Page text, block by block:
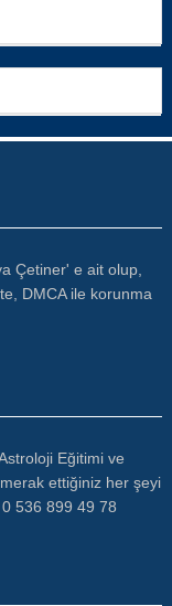
Çetiner' e ait olup,
DMCA ile korunma
Eğitimi ve
ettiğiniz her şeyi
536 899 49 78